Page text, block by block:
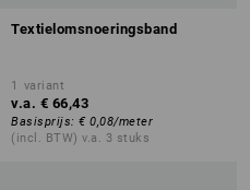
Textielomsnoeringsband
1 variant
v.a. € 66,43
Basisprijs: € 0,08/meter
(incl. BTW) v.a. 3 stuks